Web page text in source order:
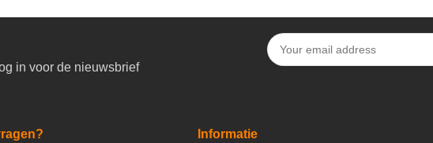
in voor de nieuwsbrief
Informatie